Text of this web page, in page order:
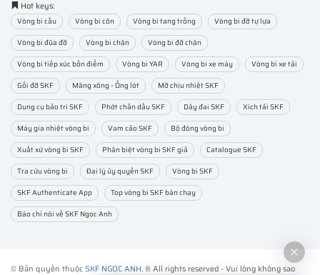
Hot keys:
Vòng bi cầu Vòng bi côn Vòng bi tang trống
Vòng bi đỡ tự lựa
Vòng bi đũa đỡ
Vòng bi chặn
Vòng bi đỡ chặn
Vòng bi tiếp xúc bốn điểm
Vòng bi YAR Vòng bi xe máy
Vòng bi xe tải
Gối đỡ SKF
Măng xông - Ống lót
Mỡ chịu nhiệt SKF
Dụng cụ bảo trì SKF
Phớt chắn dầu SKF Dây đai SKF
Xích tải SKF
Máy gia nhiệt vòng bi
Vam cảo SKF
Bộ đóng vòng bi
Xuất xứ vòng bi SKF
Phân biệt vòng bi SKF giả
Catalogue SKF
Tra cứu vòng bi
Đại lý ủy quyền SKF
Vòng bi SKF
SKF Authenticate App
Top vòng bi SKF bán chạy
Báo chí nói về SKF Ngọc Anh
© Bản quyền thuộcSKF NGỌC ANH. ® All rights reserved - Vui lòng không sao